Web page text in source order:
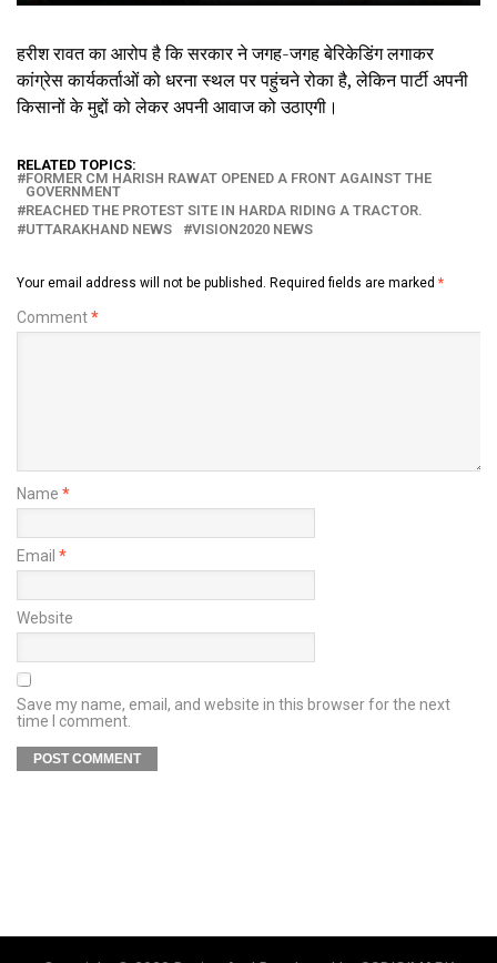
हरीश रावत का आरोप है कि सरकार ने जगह-जगह बेरिकेडिंग लगाकर
कांग्रेस कार्यकर्ताओं को धरना स्थल पर पहुंचने रोका है, लेकिन पार्टी अपनी
किसानों के मुद्दों को लेकर अपनी आवाज को उठाएगी।
RELATED TOPICS:
FORMER CM HARISH RAWAT OPENED A FRONT AGAINST THE
GOVERNMENT
REACHED THE PROTEST SITE IN HARDA RIDING A TRACTOR.
UTTARAKHAND NEWS
VISION2020 NEWS
Your email address will not be published. Required fields are marked *
Comment*
Name *
Email *
Website
Save my name, email, and website in this browser for the next
time I comment.